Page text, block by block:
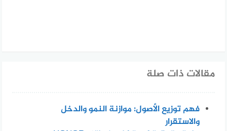
مقالات ذات صلة
فهم توزيع الأصول: موازنة النمو والدخل
والاستقرار